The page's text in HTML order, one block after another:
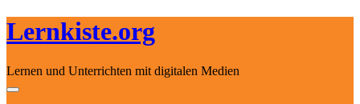
Lernkiste.org
Lernen und Unterrichten mit digitalen Medien
Skip to content
Toggle navigation